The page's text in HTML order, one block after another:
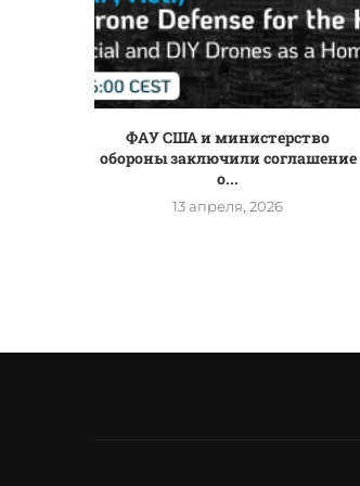
ФАУ США и министерство
обороны заключили соглашение
о...
13 апреля, 2026